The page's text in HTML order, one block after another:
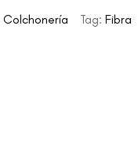
Colchonería Tag: Fibra